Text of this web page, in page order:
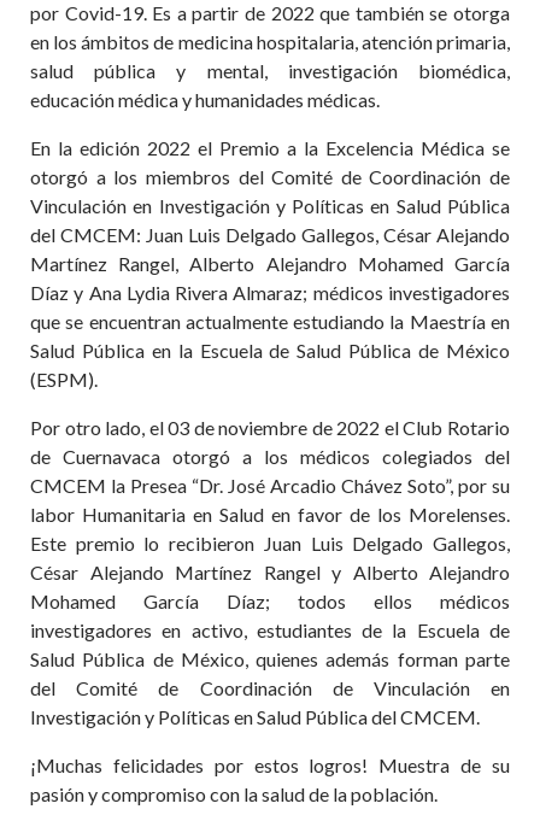
por Covid-19. Es a partir de 2022 que también se otorga
en los ámbitos de medicina hospitalaria, atención primaria,
salud pública y mental, investigación biomédica,
educación médica y humanidades médicas.
En la edición 2022 el Premio a la Excelencia Médica se
otorgó a los miembros del Comité de Coordinación de
Vinculación en Investigación y Políticas en Salud Pública
del CMCEM: Juan Luis Delgado Gallegos, César Alejando
Martínez Rangel, Alberto Alejandro Mohamed García
Díaz y Ana Lydia Rivera Almaraz; médicos investigadores
que se encuentran actualmente estudiando la Maestría en
Salud Pública en la Escuela de Salud Pública de México
(ESPM).
Por otro lado, el 03 de noviembre de 2022 el Club Rotario
de Cuernavaca otorgó a los médicos colegiados del
CMCEM la Presea “Dr. José Arcadio Chávez Soto”, por su
labor Humanitaria en Salud en favor de los Morelenses.
Este premio lo recibieron Juan Luis Delgado Gallegos,
César Alejando Martínez Rangel y Alberto Alejandro
Mohamed García Díaz; todos ellos médicos
investigadores en activo, estudiantes de la Escuela de
Salud Pública de México, quienes además forman parte
del Comité de Coordinación de Vinculación en
Investigación y Políticas en Salud Pública del CMCEM.
¡Muchas felicidades por estos logros! Muestra de su
pasión y compromiso con la salud de la población.